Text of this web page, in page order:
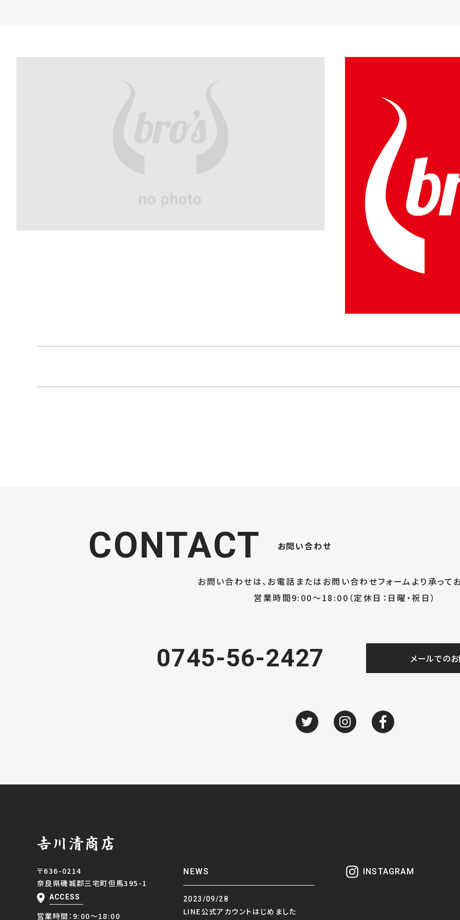
CONTACT お問い合わせ
お問い合わせは、お電話または お問い合わせフォームより承ってお
営業時間9:00～18:00 （定休日：日曜・祝日）
0745-56-2427 メールでの
〒636-0214
奈良県磯城郡三宅町但馬395-1
ACCESS
営業時間：9:00～18:00
NEWS
2023/09/28
LINE公式アカウントはじめました
INSTAGRAM